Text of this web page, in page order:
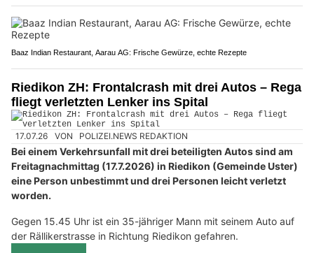
Baaz Indian Restaurant, Aarau AG: Frische Gewürze, echte Rezepte
Riedikon ZH: Frontalcrash mit drei Autos – Rega
fliegt verletzten Lenker ins Spital
17.07.26 VON POLIZEI.NEWS REDAKTION
Bei einem Verkehrsunfall mit drei beteiligten Autos sind am
Freitagnachmittag (17.7.2026) in Riedikon (Gemeinde Uster)
eine Person unbestimmt und drei Personen leicht verletzt
worden.
Gegen 15.45 Uhr ist ein 35-jähriger Mann mit seinem Auto auf
der Rällikerstrasse in Richtung Riedikon gefahren.